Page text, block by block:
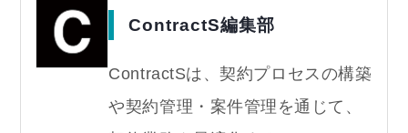
ContractS編集部
ContractSは、契約プロセスの構築
や契約管理・案件管理を通じて、